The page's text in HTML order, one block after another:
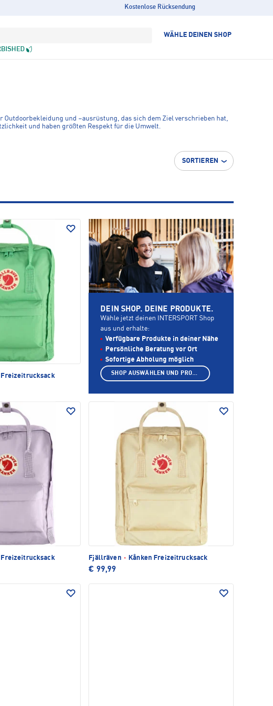
Kostenlose Rücksendung
WÄHLE DEINEN SHOP
Outdoorbekleidung und –ausrüstung, das sich dem Ziel verschrieben hat,
und haben größten Respekt für die Umwelt.
SORTIEREN
Freizeitrucksack
Freizeitrucksack Fjällräven · Kånken Freizeitrucksack
€ 99,99
DEIN SHOP. DEINE PRODUKTE.
Wähle jetzt deinen INTERSPORT Shop
aus und erhalte:
Verfügbare Produkte in deiner Nähe
Persönliche Beratung vor Ort
Sofortige Abholung möglich
SHOP AUSWÄHLEN UND PRODUKTE ANZEIGEN